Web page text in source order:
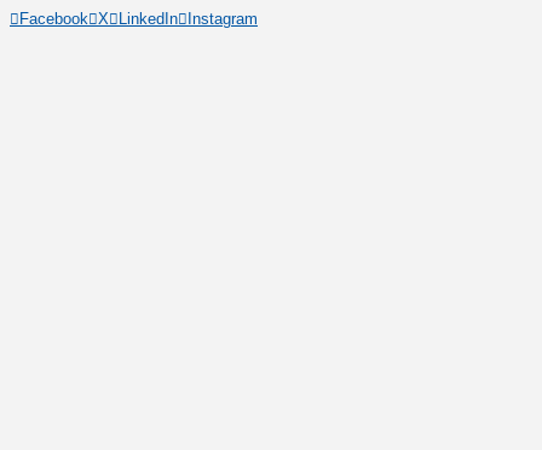
Facebook X LinkedIn Instagram